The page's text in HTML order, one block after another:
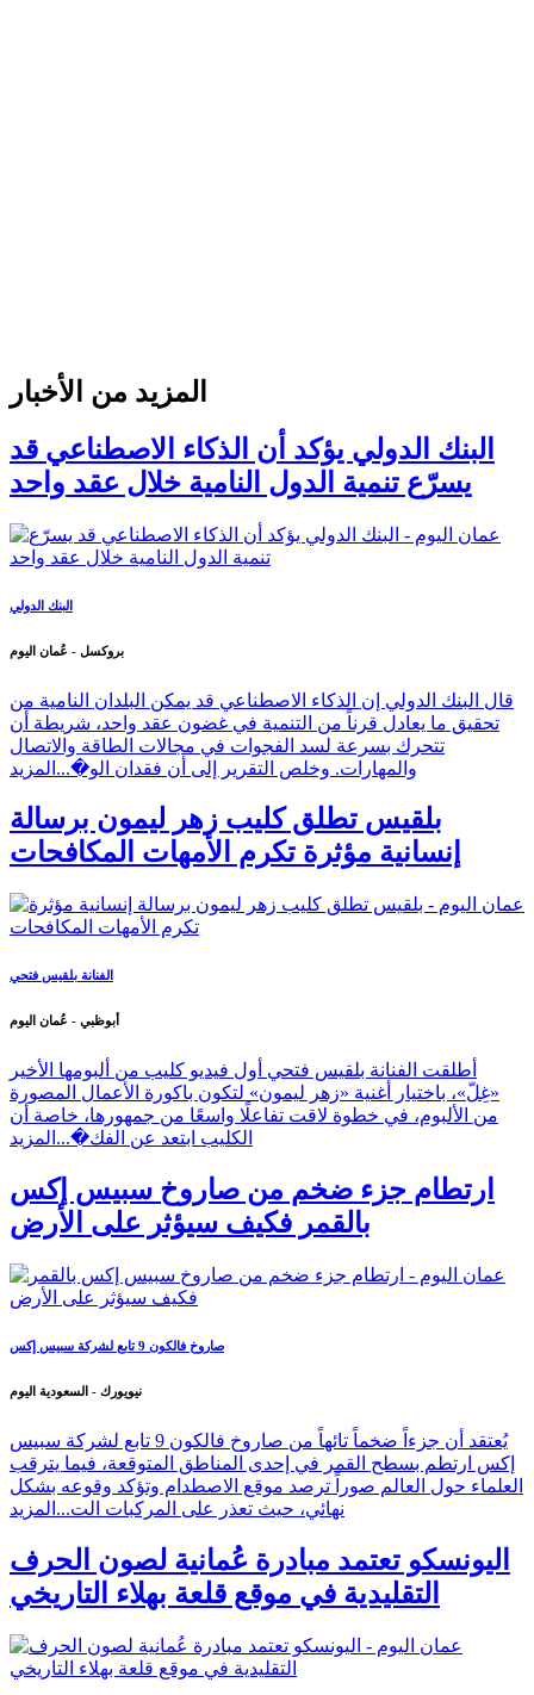
المزيد من الأخبار
البنك الدولي يؤكد أن الذكاء الاصطناعي قد
يسرّع تنمية الدول النامية خلال عقد واحد
البنك الدولي
بروكسل - عُمان اليوم
قال البنك الدولي إن الذكاء الاصطناعي قد يمكن البلدان النامية من
تحقيق ما يعادل قرناً من التنمية في غضون عقد واحد، شريطة أن
تتحرك بسرعة لسد الفجوات في مجالات الطاقة والاتصال
والمهارات. وخلص التقرير إلى أن فقدان الو�... المزيد
بلقيس تطلق كليب زهر ليمون برسالة
إنسانية مؤثرة تكرم الأمهات المكافحات
الفنانة بلقيس فتحي
أبوظبي - عُمان اليوم
أطلقت الفنانة بلقيس فتحي أول فيديو كليب من ألبومها الأخير
«غِلّ»، باختيار أغنية «زهر ليمون» لتكون باكورة الأعمال المصورة
من الألبوم، في خطوة لاقت تفاعلًا واسعًا من جمهورها، خاصة أن
الكليب ابتعد عن الفك�... المزيد
ارتطام جزء ضخم من صاروخ سبيس إكس
بالقمر فكيف سيؤثر على الأرض
صاروخ فالكون 9 تابع لشركة سبيس إكس
نيويورك - السعودية اليوم
يُعتقد أن جزءاً ضخماً تائهاً من صاروخ فالكون 9 تابع لشركة سبيس
إكس ارتطم بسطح القمر في إحدى المناطق المتوقعة، فيما يترقب
العلماء حول العالم صوراً ترصد موقع الاصطدام وتؤكد وقوعه بشكل
نهائي، حيث تعذر على المركبات الت... المزيد
اليونسكو تعتمد مبادرة عُمانية لصون الحرف
التقليدية في موقع قلعة بهلاء التاريخي